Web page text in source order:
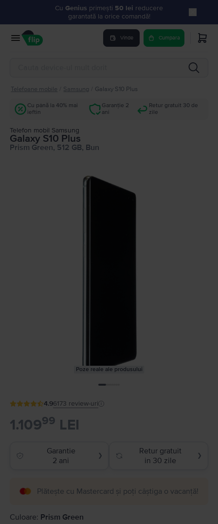
Cu Genius primești 50 lei reducere
garantată la orice comandă!
Vinde Cumpara
Telefoane mobile Samsung Galaxy S10 Plus
Cu până la 40% mai
ieftin
Garanție 2
ani
Retur gratuit 30 de
zile
Telefon mobil Samsung
Galaxy S10 Plus
Prism Green, 512 GB, Bun
Poze reale ale produsului
4.96173 review-uri
1.10999 LEI
Garantie
2 ani
❯
Retur gratuit
in 30 zile
❯
Plătește cu Mastercard și poți câștiga o vacanță!
Culoare: Prism Green